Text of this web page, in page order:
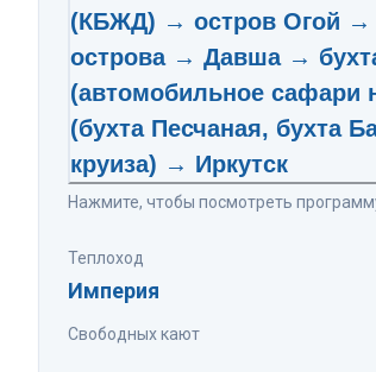
(КБЖД) → остров Огой →
острова → Давша →
(автомобильное сафари
(бухта Песчаная, бухта
круиза) → Иркутск
Нажмите, чтобы посмотреть
Теплоход
Империя
Свободных кают